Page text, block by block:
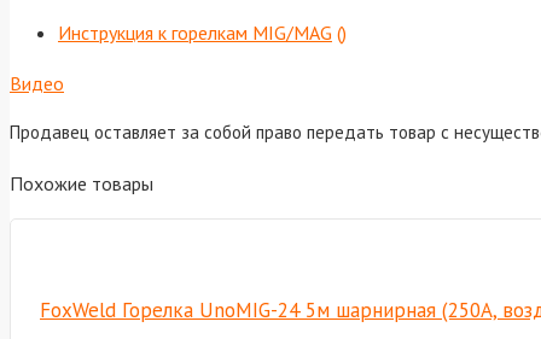
Инструкция к горелкам MIG/MAG ()
Видео
Продавец оставляет за собой право передать товар с
Похожие товары
FoxWeld Горелка UnoMIG-24 5м шарнирная (250А,